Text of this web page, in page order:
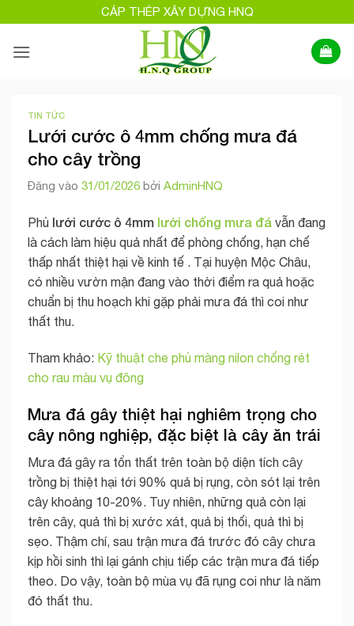
qua
nội
CÁP THÉP XÂY DỰNG HNQ
TIN TỨC
Lưới cước ô 4mm chống mưa đá
cho cây trồng
Đăng vào 31/01/2026 bởi AdminHNQ
Phủ lưới cước ô 4mm lưới chống mưa đá vẫn đang
là cách làm hiệu quả nhất để phòng chống, hạn chế
thấp nhất thiệt hại về kinh tế . Tại huyện Mộc Châu,
có nhiều vườn mận đang vào thời điểm ra quả hoặc
chuẩn bị thu hoạch khi gặp phải mưa đá thì coi như
thất thu.
Tham khảo: Kỹ thuật che phủ màng nilon chống rét
cho rau màu vụ đông
Mưa đá gây thiệt hại nghiêm trọng cho
cây nông nghiệp, đặc biệt là cây ăn trái
Mưa đá gây ra tổn thất trên toàn bộ diện tích cây
trồng bị thiệt hại tới 90% quả bị rụng, còn sót lại trên
cây khoảng 10-20%. Tuy nhiên, những quả còn lại
trên cây, quả thì bị xước xát, quả bị thối, quả thì bị
sẹo. Thậm chí, sau trận mưa đá trước đó cây chưa
kịp hồi sinh thì lại gánh chịu tiếp các trận mưa đá tiếp
theo. Do vậy, toàn bộ mùa vụ đã rụng coi như là năm
đó thất thu.